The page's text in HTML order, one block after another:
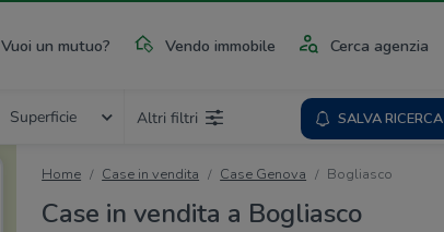
Vuoi un mutuo? Vendo immobile Cerca agenzia
Superficie Altri filtri SALVA RICERCA
Home Case in vendita Case Genova Bogliasco
Case in vendita a Bogliasco